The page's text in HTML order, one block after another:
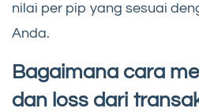
nilai per pip yang sesuai
Anda.
Bagaimana cara
dan loss dari